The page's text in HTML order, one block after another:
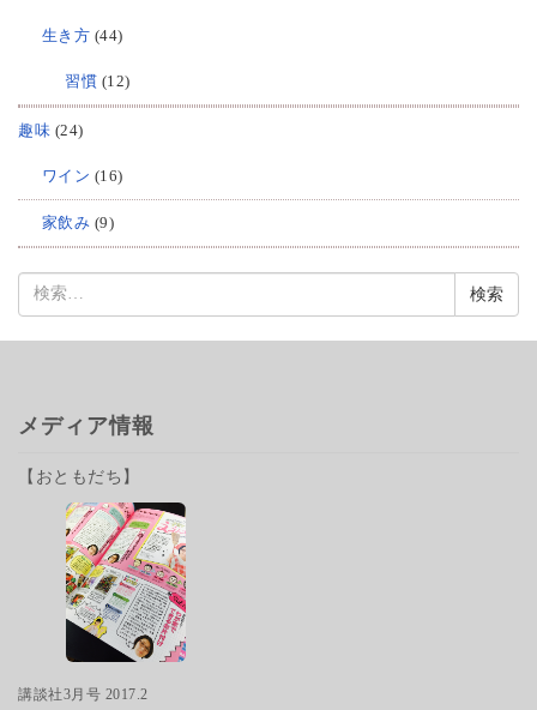
生き方 (44)
習慣 (12)
趣味 (24)
ワイン (16)
家飲み (9)
メディア情報
【おともだち】
講談社3月号 2017.2